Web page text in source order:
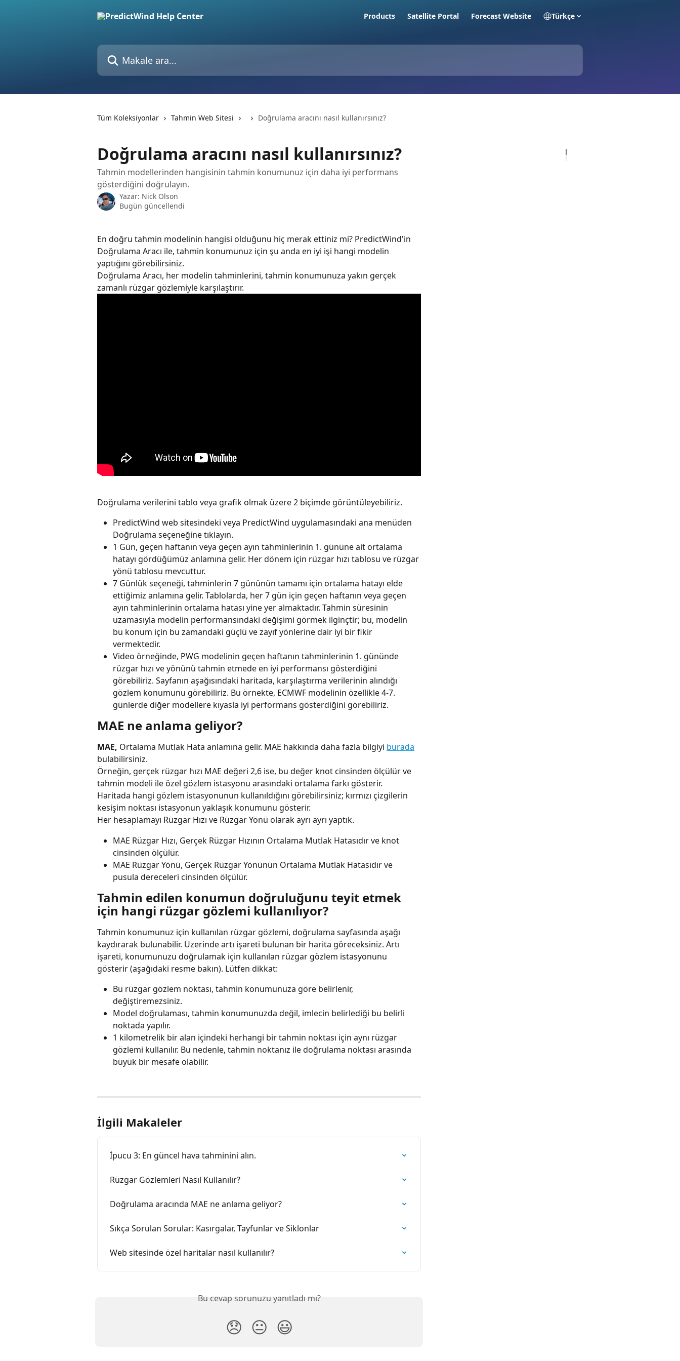
Products Satellite Portal Forecast Website Türkçe
Makale ara...
Tüm Koleksiyonlar Tahmin Web Sitesi Doğrulama aracını nasıl kullanırsınız?
Doğrulama aracını nasıl kullanırsınız?
Tahmin modellerinden hangisinin tahmin konumunuz için daha iyi performans
gösterdiğini doğrulayın.
Yazar: Nick Olson
Bugün güncellendi
En doğru tahmin modelinin hangisi olduğunu hiç merak ettiniz mi? PredictWind'in
Doğrulama Aracı ile, tahmin konumunuz için şu anda en iyi işi hangi modelin
yaptığını görebilirsiniz.
Doğrulama Aracı, her modelin tahminlerini, tahmin konumunuza yakın gerçek
zamanlı rüzgar gözlemiyle karşılaştırır.
Doğrulama verilerini tablo veya grafik olmak üzere 2 biçimde görüntüleyebiliriz.
PredictWind web sitesindeki veya PredictWind uygulamasındaki ana menüden
Doğrulama seçeneğine tıklayın.
1 Gün, geçen haftanın veya geçen ayın tahminlerinin 1. gününe ait ortalama
hatayı gördüğümüz anlamına gelir. Her dönem için rüzgar hızı tablosu ve rüzgar
yönü tablosu mevcuttur.
7 Günlük seçeneği, tahminlerin 7 gününün tamamı için ortalama hatayı elde
ettiğimiz anlamına gelir. Tablolarda, her 7 gün için geçen haftanın veya geçen
ayın tahminlerinin ortalama hatası yine yer almaktadır. Tahmin süresinin
uzamasıyla modelin performansındaki değişimi görmek ilginçtir; bu, modelin
bu konum için bu zamandaki güçlü ve zayıf yönlerine dair iyi bir fikir
vermektedir.
Video örneğinde, PWG modelinin geçen haftanın tahminlerinin 1. gününde
rüzgar hızı ve yönünü tahmin etmede en iyi performansı gösterdiğini
görebiliriz. Sayfanın aşağısındaki haritada, karşılaştırma verilerinin alındığı
gözlem konumunu görebiliriz. Bu örnekte, ECMWF modelinin özellikle 4-7.
günlerde diğer modellere kıyasla iyi performans gösterdiğini görebiliriz.
MAE ne anlama geliyor?
MAE, Ortalama Mutlak Hata anlamına gelir. MAE hakkında daha fazla bilgiyi burada
bulabilirsiniz.
Örneğin, gerçek rüzgar hızı MAE değeri 2,6 ise, bu değer knot cinsinden ölçülür ve
tahmin modeli ile özel gözlem istasyonu arasındaki ortalama farkı gösterir.
Haritada hangi gözlem istasyonunun kullanıldığını görebilirsiniz; kırmızı çizgilerin
kesişim noktası istasyonun yaklaşık konumunu gösterir.
Her hesaplamayı Rüzgar Hızı ve Rüzgar Yönü olarak ayrı ayrı yaptık.
MAE Rüzgar Hızı, Gerçek Rüzgar Hızının Ortalama Mutlak Hatasıdır ve knot
cinsinden ölçülür.
MAE Rüzgar Yönü, Gerçek Rüzgar Yönünün Ortalama Mutlak Hatasıdır ve
pusula dereceleri cinsinden ölçülür.
Tahmin edilen konumun doğruluğunu teyit etmek
için hangi rüzgar gözlemi kullanılıyor?
Tahmin konumunuz için kullanılan rüzgar gözlemi, doğrulama sayfasında aşağı
kaydırarak bulunabilir. Üzerinde artı işareti bulunan bir harita göreceksiniz. Artı
işareti, konumunuzu doğrulamak için kullanılan rüzgar gözlem istasyonunu
gösterir (aşağıdaki resme bakın). Lütfen dikkat:
Bu rüzgar gözlem noktası, tahmin konumunuza göre belirlenir,
değiştiremezsiniz.
Model doğrulaması, tahmin konumunuzda değil, imlecin belirlediği bu belirli
noktada yapılır.
1 kilometrelik bir alan içindeki herhangi bir tahmin noktası için aynı rüzgar
gözlemi kullanılır. Bu nedenle, tahmin noktanız ile doğrulama noktası arasında
büyük bir mesafe olabilir.
İlgili Makaleler
İpucu 3: En güncel hava tahminini alın.
Rüzgar Gözlemleri Nasıl Kullanılır?
Doğrulama aracında MAE ne anlama geliyor?
Sıkça Sorulan Sorular: Kasırgalar, Tayfunlar ve Siklonlar
Web sitesinde özel haritalar nasıl kullanılır?
Bu cevap sorunuzu yanıtladı mı?
😞 😐 😃